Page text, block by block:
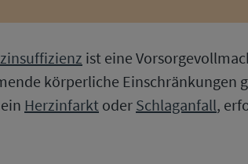
ist eine
körperliche Einschränkungen
Herzinfarkt oder Schlaganfall,